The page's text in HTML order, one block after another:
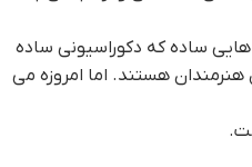
ساده که دکوراسیونی ساده
هستند. اما امروزه می